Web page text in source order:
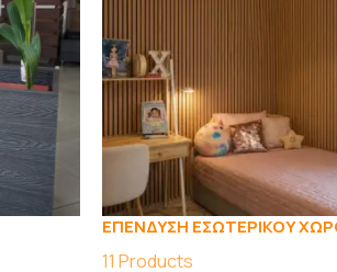
ΕΠΕΝΔΥΣΗ ΕΣΩΤΕΡΙΚΟΥ
11 Products